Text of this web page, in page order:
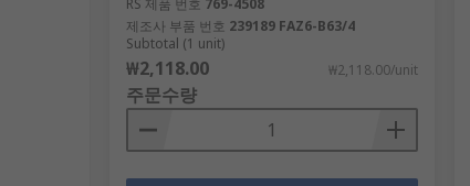
제조사 부품 번호 239189 FAZ6-B63/4
Subtotal (1 unit)
₩2,118.00 ₩2,118.00/unit
주문수량